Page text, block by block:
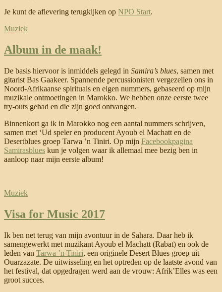
Je kunt de aflevering terugkijken op NPO Start.
Muziek
Album in de maak!
De basis hiervoor is inmiddels gelegd in Samira’s blues, samen met
gitarist Bas Gaakeer. Spannende percussionisten vergezellen ons in
Noord-Afrikaanse spirituals en eigen nummers, gebaseerd op mijn
muzikale ontmoetingen in Marokko. We hebben onze eerste twee
try-outs gehad en die zijn goed ontvangen.
Binnenkort ga ik in Marokko nog een aantal nummers schrijven,
samen met ‘Ud speler en producent Ayoub el Machatt en de
Desertblues groep Tarwa ’n Tiniri. Op mijn Facebookpagina
Samirasblues kun je volgen waar ik allemaal mee bezig ben in
aanloop naar mijn eerste album!
Muziek
Visa for Music 2017
Ik ben net terug van mijn avontuur in de Sahara. Daar heb ik
samengewerkt met muzikant Ayoub el Machatt (Rabat) en ook de
leden van Tarwa ’n Tiniri, een originele Desert Blues groep uit
Ouarzazate. De uitwisseling en het optreden op de laatste avond van
het festival, dat opgedragen werd aan de vrouw: Afrik’Elles was een
groot succes.